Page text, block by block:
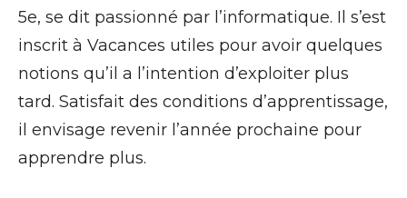
5e, se dit passionné par l’informatique. Il s’est
inscrit à Vacances utiles pour avoir quelques
notions qu’il a l’intention d’exploiter plus
tard. Satisfait des conditions d’apprentissage,
il envisage revenir l’année prochaine pour
apprendre plus.